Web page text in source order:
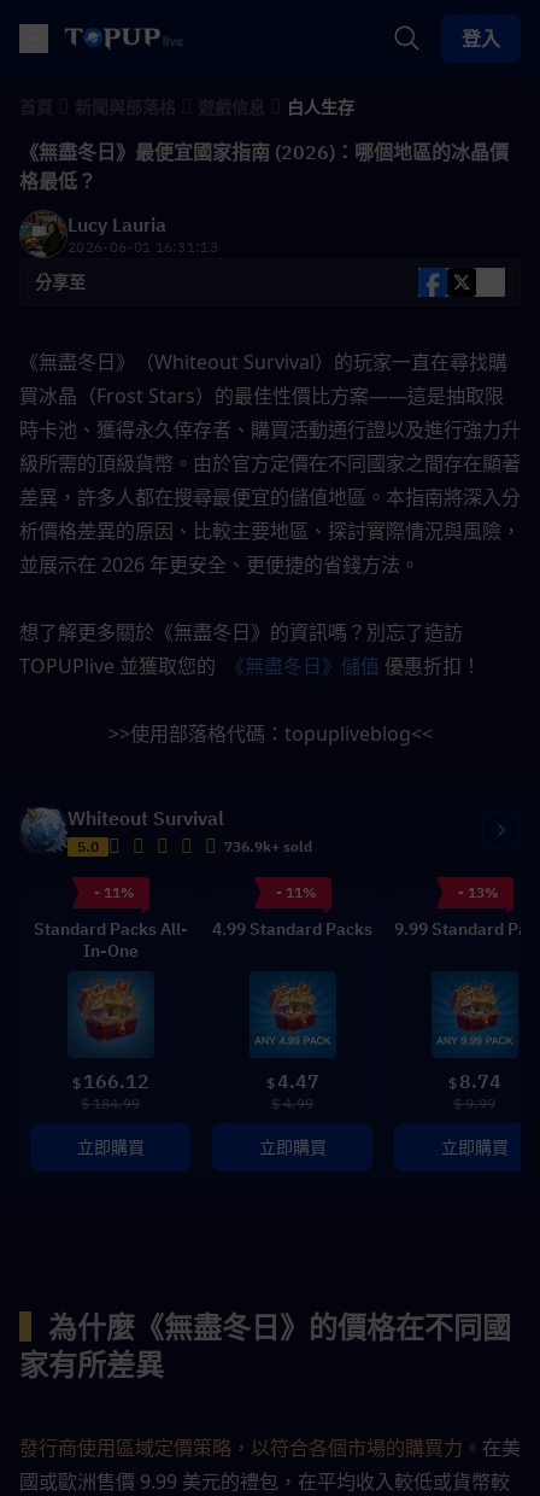
登入
白人生存
《無盡冬日》最便宜國家指南 (2026)：哪個地區的冰晶價
格最低？
Lucy Lauria
2026-06-01 16:31:13
分享至
《無盡冬日》（Whiteout Survival）的玩家一直在尋找購
買冰晶（Frost Stars）的最佳性價比方案——這是抽取限
時卡池、獲得永久倖存者、購買活動通行證以及進行強力升
級所需的頂級貨幣。由於官方定價在不同國家之間存在顯著
差異，許多人都在搜尋最便宜的儲值地區。本指南將深入分
析價格差異的原因、比較主要地區、探討實際情況與風險，
並展示在 2026 年更安全、更便捷的省錢方法。
TOPUPlive 並獲取您的 《無盡冬日》儲值 優惠折扣！
>>使用部落格代碼： topupliveblog<<
Whiteout Survival
5.0 736.9k+ sold
- 11%
Standard Packs All-
In-One
$ 166.12
$ 184.99
立即購買
- 11%
4.99 Standard Packs
$4.47
$ 4.99
立即購買
- 13%
9.99 Standard
$ 8.74
$ 9.99
立即購買
為什麼《無盡冬日》的價格在不同國
家有所差異
發行商使用區域定價策略，以符合各個市場的購買力。 在美
國或歐洲售價 9.99 美元的禮包，在平均收入較低或貨幣較